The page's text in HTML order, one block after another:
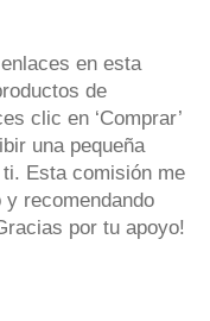
en esta
de
clic en ‘Comprar’
una pequeña
Esta comisión me
recomendando
por tu apoyo!